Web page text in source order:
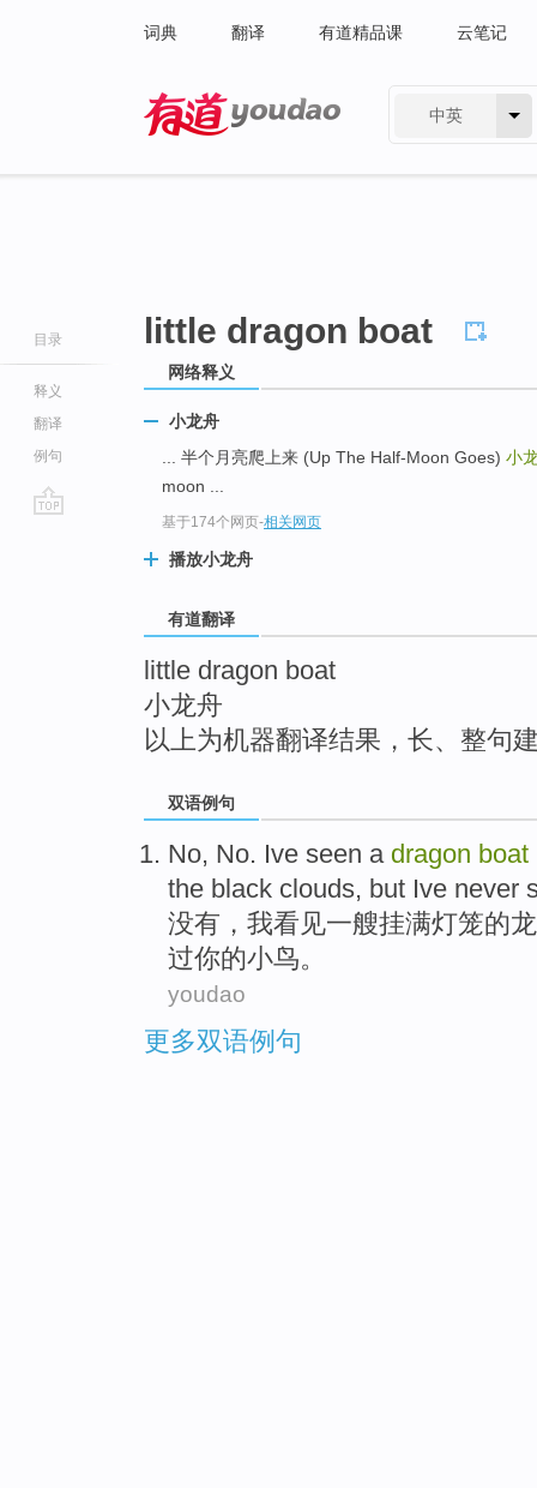
词典 翻译 有道精品课 云笔记
中英
目录
释义
翻译
例句
little dragon boat
网络释义
小龙舟
... 半个月亮爬上来 (Up The Half-Moon Goes) 小
moon ...
基于174个网页-相关网页
播放小龙舟
有道翻译
little dragon boat
小龙舟
以上为机器翻译结果，长、整句
双语例句
No, No. Ive seen a dragon boat
the black clouds, but Ive never
没有 ， 我看见一艘挂满灯笼的
过你的小鸟。
youdao
更多双语例句